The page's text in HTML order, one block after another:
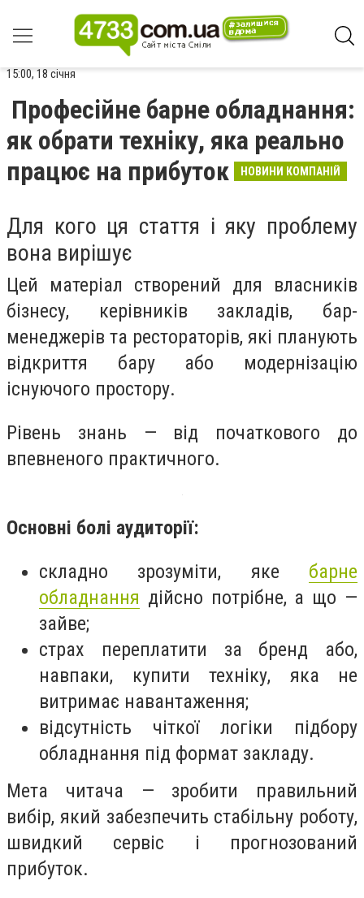
15:00, 18 січня
Професійне барне обладнання:
як обрати техніку, яка реально
працює на прибуток
НОВИНИ КОМПАНІЙ
Для кого ця стаття і яку проблему
вона вирішує
Цей матеріал створений для власників
бізнесу, керівників закладів, бар-
менеджерів та рестораторів, які планують
відкриття бару або модернізацію
існуючого простору.
Рівень знань — від початкового до
впевненого практичного.
Основні болі аудиторії:
складно зрозуміти, яке барне
обладнання дійсно потрібне, а що —
зайве;
страх переплатити за бренд або,
навпаки, купити техніку, яка не
витримає навантаження;
відсутність чіткої логіки підбору
обладнання під формат закладу.
Мета читача — зробити правильний
вибір, який забезпечить стабільну роботу,
швидкий сервіс і прогнозований
прибуток.